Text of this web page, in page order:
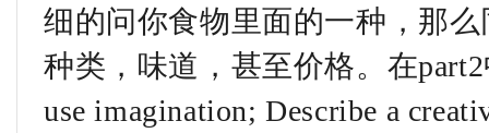
细的问你食物里面的一种，那
种类，味道，甚至价格。在part2
use imagination; Describe a